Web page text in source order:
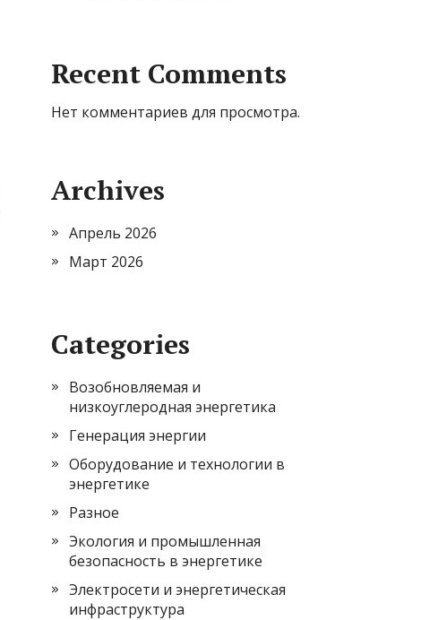
Recent Comments
Нет комментариев для просмотра.
Archives
Апрель 2026
Март 2026
Categories
Возобновляемая и
низкоуглеродная энергетика
Генерация энергии
Оборудование и технологии в
энергетике
Разное
Экология и промышленная
безопасность в энергетике
Электросети и энергетическая
инфраструктура